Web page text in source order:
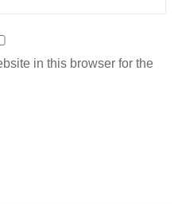
in this browser for the